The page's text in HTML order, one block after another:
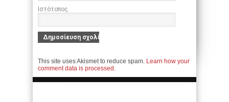
Ιστότοπος
This site uses Akismet to reduce spam. Learn how your
comment data is processed.